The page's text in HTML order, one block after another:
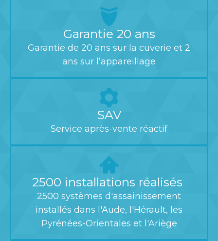
Garantie 20 ans
Garantie de 20 ans sur la cuverie et 2
ans sur l’appareillage
SAV
Service après-vente réactif
2500 installations réalisés
2500 systèmes d'assainissement
installés dans l'Aude, l'Hérault, les
Pyrénées-Orientales et l'Ariège